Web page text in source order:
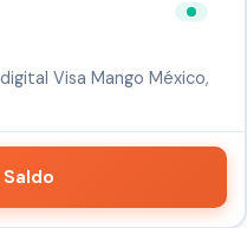
Visa Mango México,